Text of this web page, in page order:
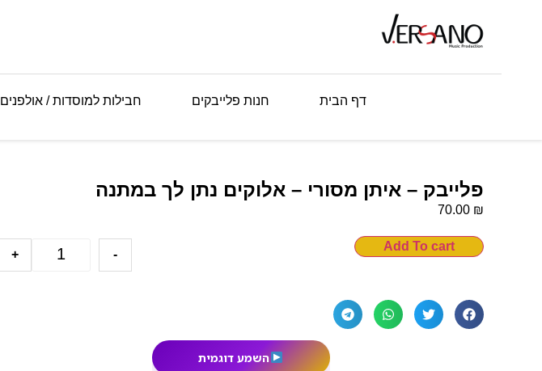
דף הבית חנות פלייבקים חבילות למוסדות / אולפנים
פלייבק – איתן מסורי – אלוקים נתן לך במתנה
70.00 ₪
-
+
Add To cart
השמע דוגמית